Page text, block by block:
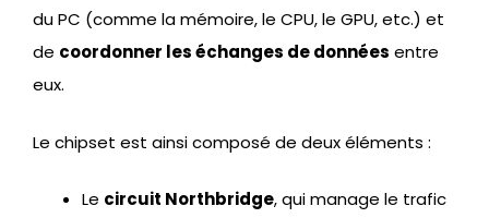
du PC (comme la mémoire, le CPU, le GPU, etc.) et
de coordonner les échanges de données entre
eux.
Le chipset est ainsi composé de deux éléments :
Le circuit Northbridge, qui manage le trafic